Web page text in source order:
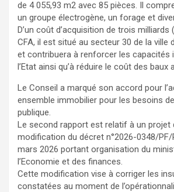
de 4 055,93 m2 avec 85 pièces. Il
un groupe électrogène, un forage et
D’un coût d’acquisition de trois milliards
CFA, il est situé au secteur 30 de la ville
et contribuera à renforcer les capacités
l’Etat ainsi qu’à réduire le coût des baux
Le Conseil a marqué son accord pour
ensemble immobilier pour les besoins
publique.
Le second rapport est relatif à un projet
modification du décret n°2026-0348/PF/
mars 2026 portant organisation du
l’Economie et des finances.
Cette modification vise à corriger les
constatées au moment de